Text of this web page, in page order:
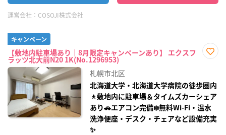
運営会社： COSOJI株式会社
キャンペーン
【敷地内駐車場あり｜8月限定キャンペーンあり】 エクスフ
ラッツ北大前N20 1K(No.1296953)
録
札幌市北区
北海道大学・北海道大学病院の徒歩圏内
🚶敷地内に駐車場＆タイムズカーシェア
あり🚗エアコン完備❄️無料Wi‑Fi・温水
洗浄便座・デスク・チェアなど設備充実
✨